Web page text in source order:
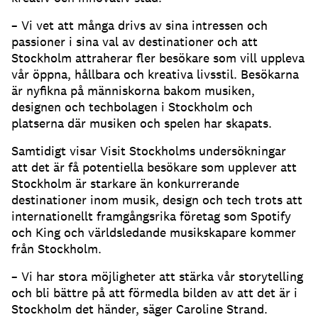
– Vi vet att många drivs av sina intressen och
passioner i sina val av destinationer och att
Stockholm attraherar fler besökare som vill uppleva
vår öppna, hållbara och kreativa livsstil. Besökarna
är nyfikna på människorna bakom musiken,
designen och techbolagen i Stockholm och
platserna där musiken och spelen har skapats.
Samtidigt visar Visit Stockholms undersökningar
att det är få potentiella besökare som upplever att
Stockholm är starkare än konkurrerande
destinationer inom musik, design och tech trots att
internationellt framgångsrika företag som Spotify
och King och världsledande musikskapare kommer
från Stockholm.
– Vi har stora möjligheter att stärka vår storytelling
och bli bättre på att förmedla bilden av att det är i
Stockholm det händer, säger Caroline Strand.